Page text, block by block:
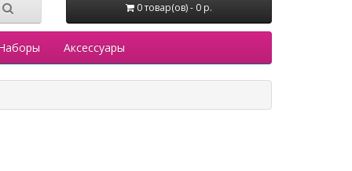
0 товар(ов) - 0 р.
Аксессуары